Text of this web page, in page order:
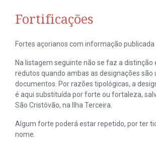
Fortificações
Fortes açorianos com informação publicada
Na listagem seguinte não se faz a distinção
redutos quando ambas as designações são
documentos. Por razões tipológicas, a
é aqui substituída por forte ou fortaleza,
São Cristóvão, na Ilha Terceira.
Algum forte poderá estar repetido, por ter
nome.